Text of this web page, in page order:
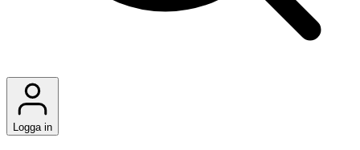
Logga in